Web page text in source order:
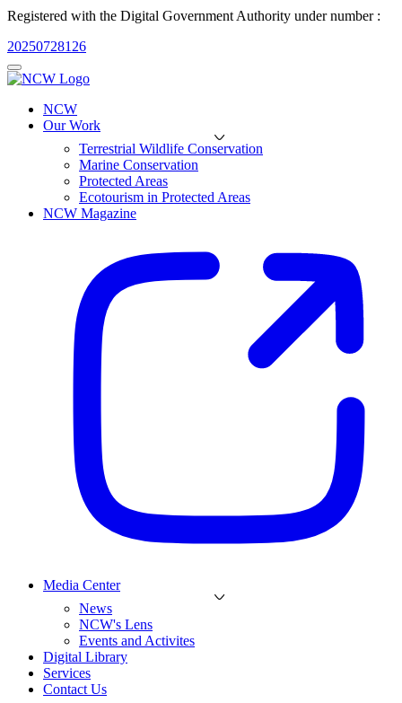
Registered with the Digital Government Authority under number :
20250728126
NCW
Our Work
Terrestrial Wildlife Conservation
Marine Conservation
Protected Areas
Ecotourism in Protected Areas
NCW Magazine
Media Center
News
NCW's Lens
Events and Activites
Digital Library
Services
Contact Us